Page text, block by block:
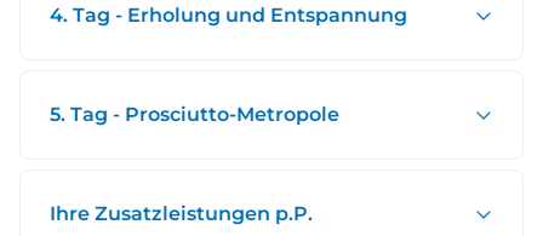
4. Tag - Erholung und Entspannung
5. Tag - Prosciutto-Metropole
Ihre Zusatzleistungen p.P.